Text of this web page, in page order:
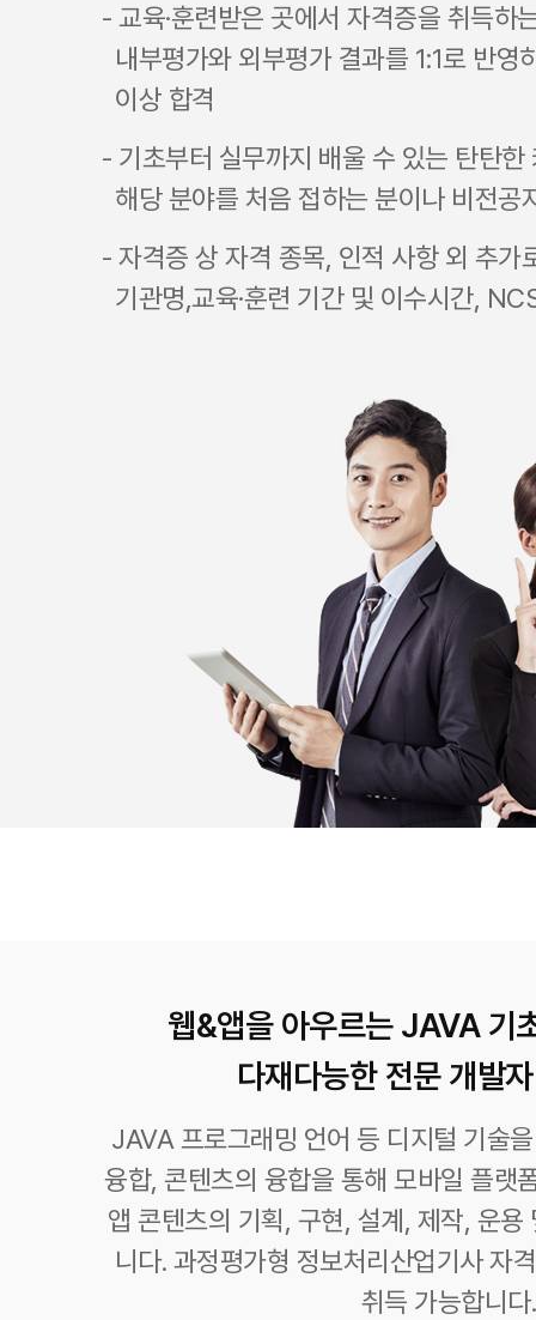
- 교육·훈련받은 곳에서 자격증을 취득하
내부평가와 외부평가 결과를 1:1로 반영
이상 합격
- 기초부터 실무까지 배울 수 있는 탄탄한
해당 분야를 처음 접하는 분이나 비전공
- 자격증 상 자격 종목, 인적 사항 외 추가
기관명,교육·훈련 기간 및 이수시간,
웹&앱을 아우르는 JAVA 기
다재다능한 전문 개발
JAVA 프로그래밍 언어 등 디지털 기술
융합, 콘텐츠의 융합을 통해 모바일 플랫
앱 콘텐츠의 기획, 구현, 설계, 제작, 운용
니다. 과정평가형 정보처리산업기사 자
취득 가능합니다.